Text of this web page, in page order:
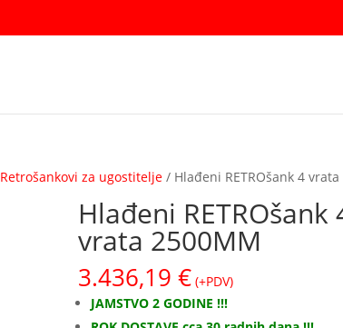
Retrošankovi za ugostitelje / Hlađeni RETROšank 4
Hlađeni RETROšank
vrata 2500MM
3.436,19€ (+PDV)
JAMSTVO 2 GODINE !!!